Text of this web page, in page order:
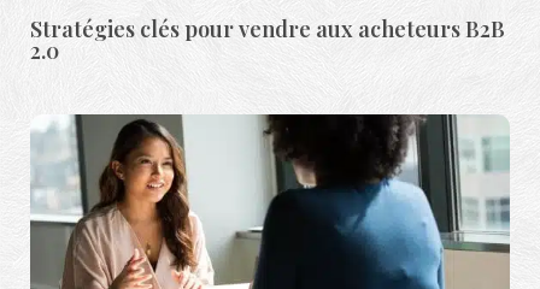
Stratégies clés pour vendre aux acheteurs B2B
2.0